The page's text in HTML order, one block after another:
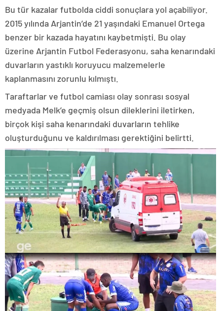
Bu tür kazalar futbolda ciddi sonuçlara yol açabiliyor.
2015 yılında Arjantin’de 21 yaşındaki Emanuel Ortega
benzer bir kazada hayatını kaybetmişti. Bu olay
üzerine Arjantin Futbol Federasyonu, saha kenarındaki
duvarların yastıklı koruyucu malzemelerle
kaplanmasını zorunlu kılmıştı.
Taraftarlar ve futbol camiası olay sonrası sosyal
medyada Melk’e geçmiş olsun dileklerini iletirken,
birçok kişi saha kenarındaki duvarların tehlike
oluşturduğunu ve kaldırılması gerektiğini belirtti.